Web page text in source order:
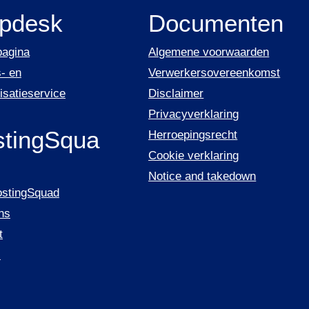
en
Documenten
Algemene voorwaarden
Verwerkersovereenkomst
Disclaimer
Privacyverklaring
Herroepingsrecht
Cookie verklaring
Notice and takedown